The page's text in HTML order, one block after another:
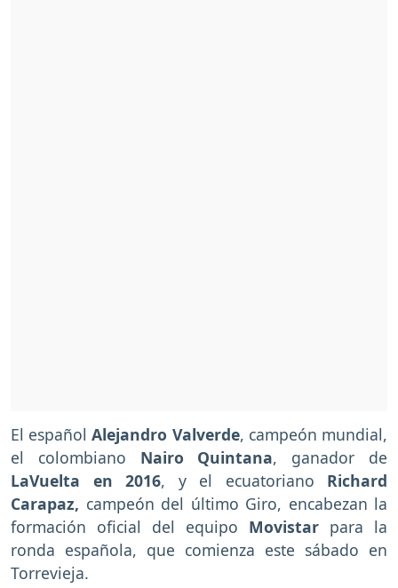
El españolAlejandro Valverde, campeón mundial,
el colombiano Nairo Quintana, ganador de
LaVuelta en 2016, y el ecuatoriano Richard
Carapaz, campeón del último Giro, encabezan la
formación oficial del equipo Movistar para la
ronda española, que comienza este sábado en
Torrevieja.